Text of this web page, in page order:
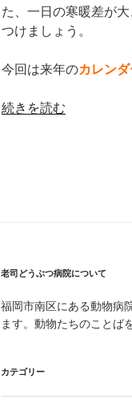
た、一日の寒暖差が
つけましょう。
今回は来年のカレンダ
“2021
で
き
ま
の
続きを読む
老司どうぶつ病院について
福岡市南区にある動物病
ます。動物たちのことば
カテゴリー